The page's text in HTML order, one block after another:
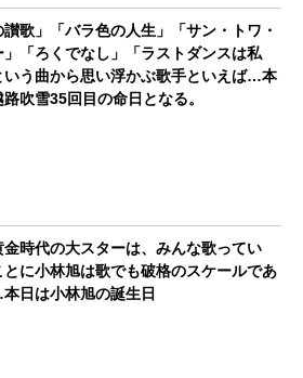
讃歌」「バラ色の人生」「サン・トワ・
」「ろくでなし」「ラストダンスは私
いう曲から思い浮かぶ歌手といえば…本
路吹雪35回目の命日となる。
金時代の大スターは、みんな歌ってい
とに小林旭は歌でも破格のスケールであ
日は小林旭の誕生日